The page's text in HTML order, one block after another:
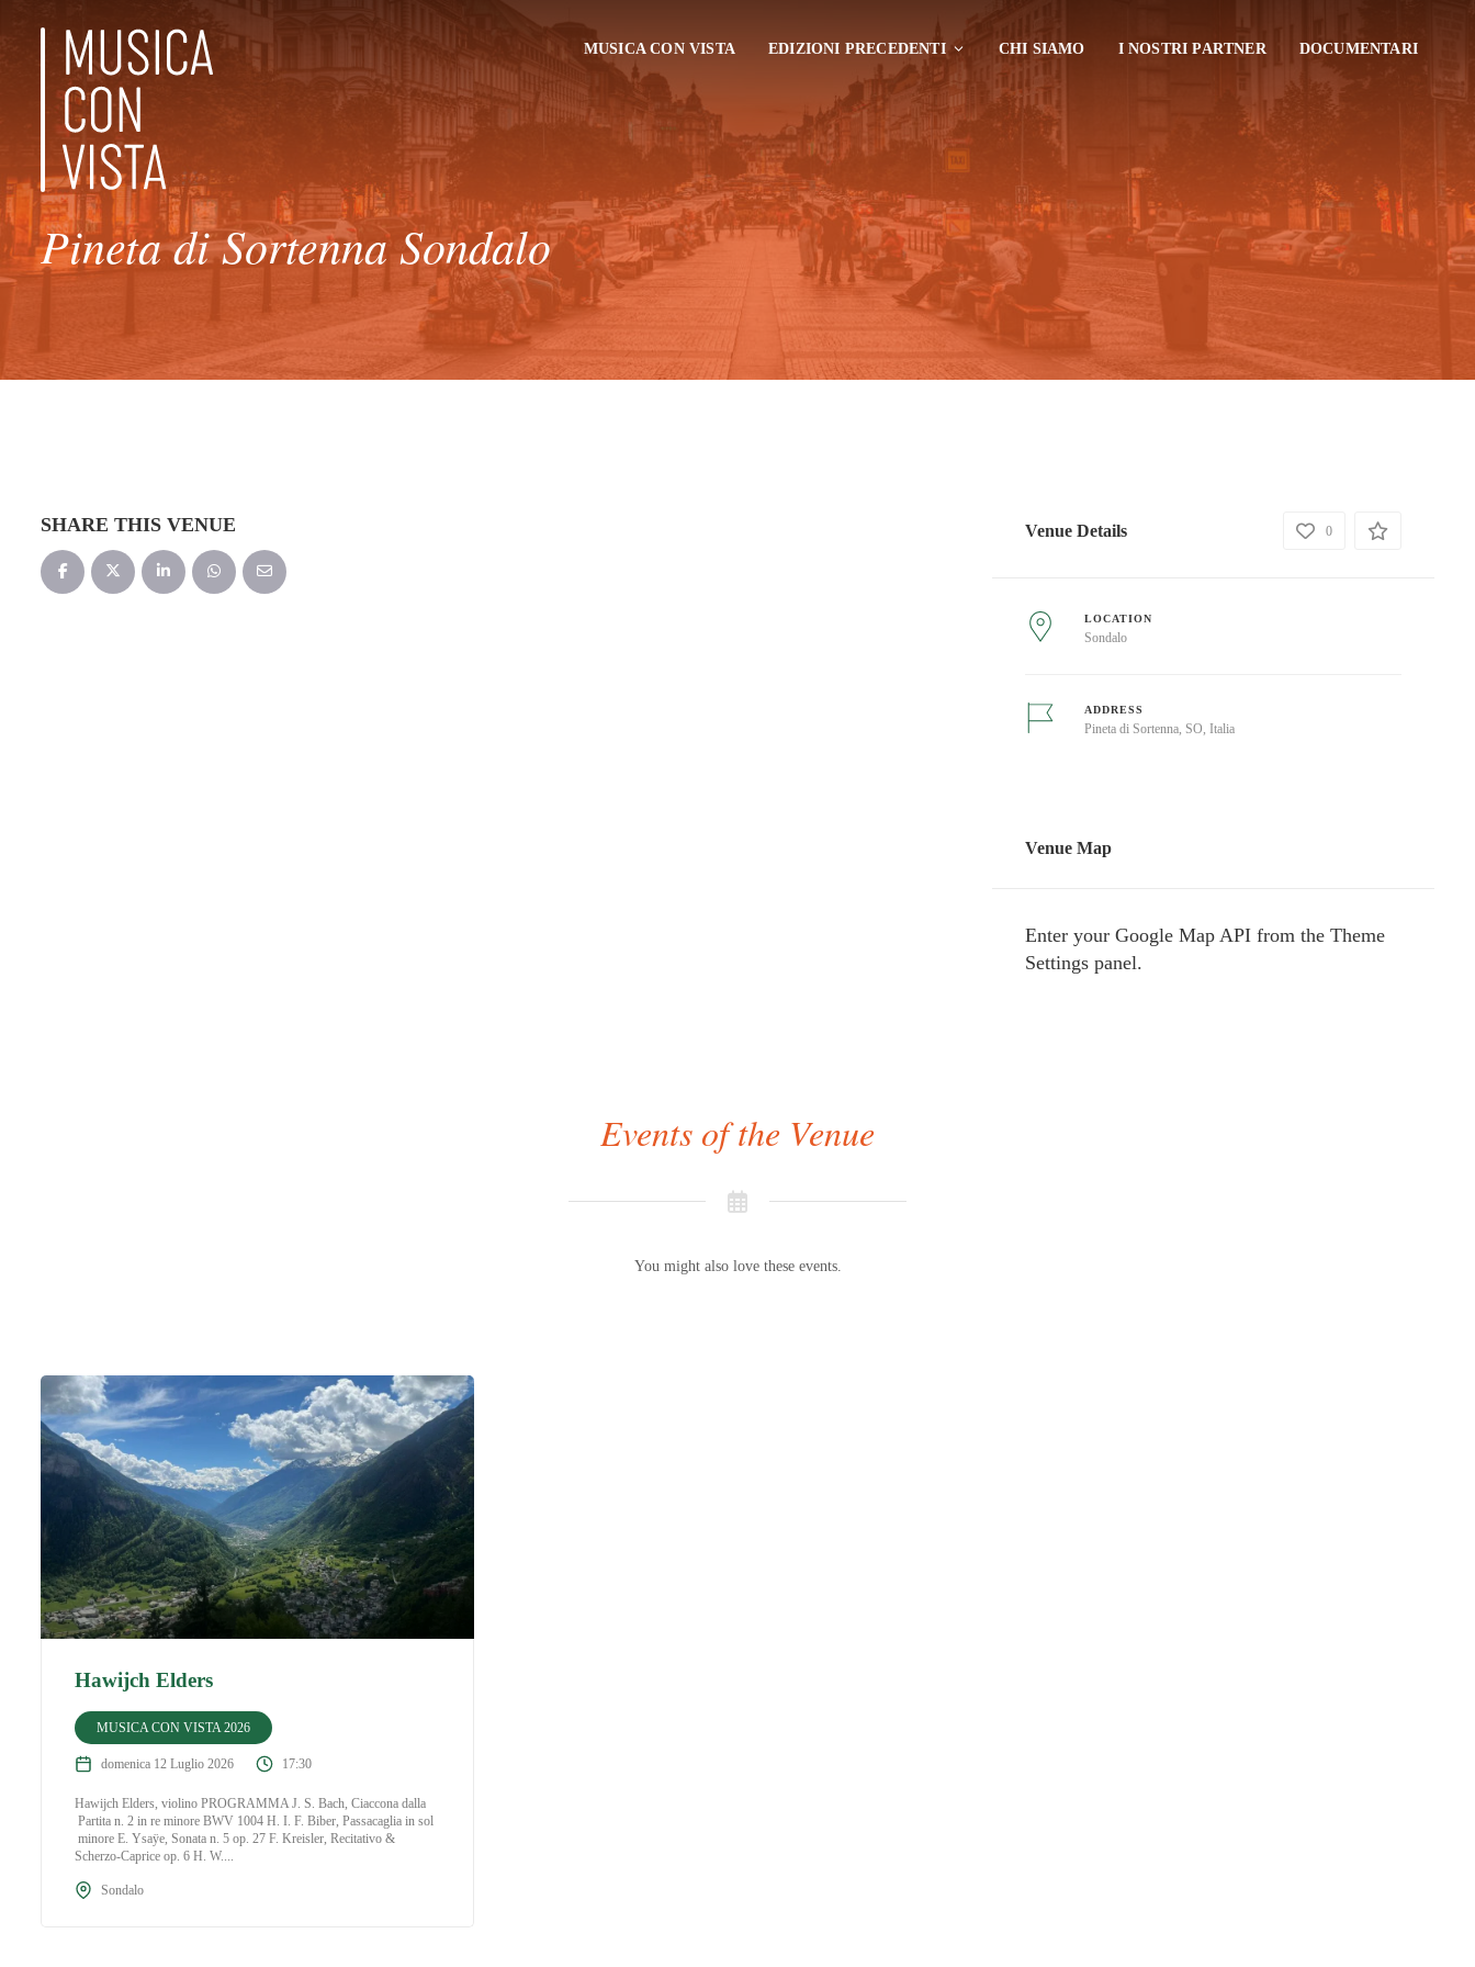
MUSICA CON VISTA EDIZIONI PRECEDENTI CHI SIAMO I NOSTRI PARTNER DOCUMENTARI
Pineta di Sortenna Sondalo
SHARE THIS VENUE Venue Details 0
LOCATION
Sondalo
ADDRESS
Pineta di Sortenna, SO, Italia
Venue Map
Enter your Google Map API from the Theme
Settings panel.
Events of the Venue
You might also love these events.
Hawijch Elders
MUSICA CON VISTA 2026
domenica 12 Luglio 2026 17:30
Hawijch Elders, violino PROGRAMMA J. S. Bach, Ciaccona dalla
Partita n. 2 in re minore BWV 1004 H. I. F. Biber, Passacaglia in sol
minore E. Ysaÿe, Sonata n. 5 op. 27 F. Kreisler, Recitativo &
Scherzo-Caprice op. 6 H. W....
Sondalo